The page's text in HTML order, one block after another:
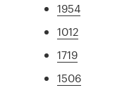
1954
1012
1719
1506